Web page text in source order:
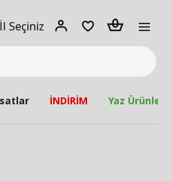
İl Seçiniz
Giriş
Adet
İNDİRİM Yaz Ürünleri